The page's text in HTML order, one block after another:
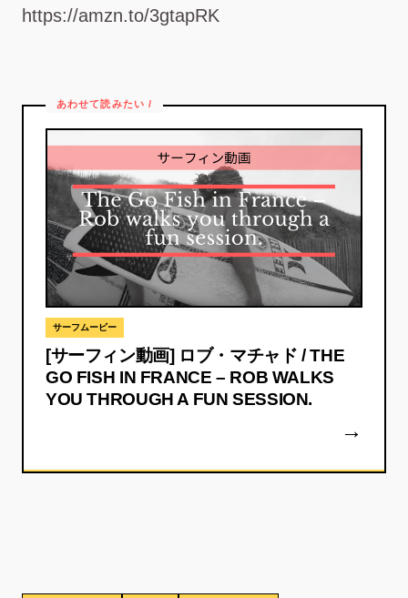
https://amzn.to/3gtapRK
サーフムービー
[サーフィン動画] ロブ・マチャド / THE
GO FISH IN FRANCE – ROB WALKS
YOU THROUGH A FUN SESSION.